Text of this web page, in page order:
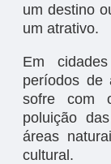
um destino
um atrativo.
Em
períodos de
sofre com
poluição
áreas
cultural.